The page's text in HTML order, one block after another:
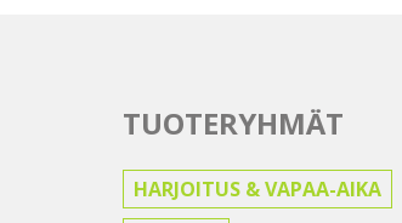
TUOTERYHMÄT
HARJOITUS & VAPAA-AIKA